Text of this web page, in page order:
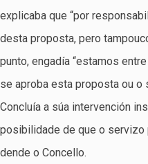
explicaba que “por
desta proposta, pero
punto, engadía “estamos
se aproba esta proposta ou o
Concluía a súa intervención
posibilidade de que o
dende o Concello.